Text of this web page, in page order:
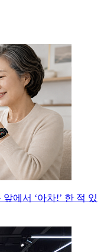
에서 ‘아차!’ 한 적 있